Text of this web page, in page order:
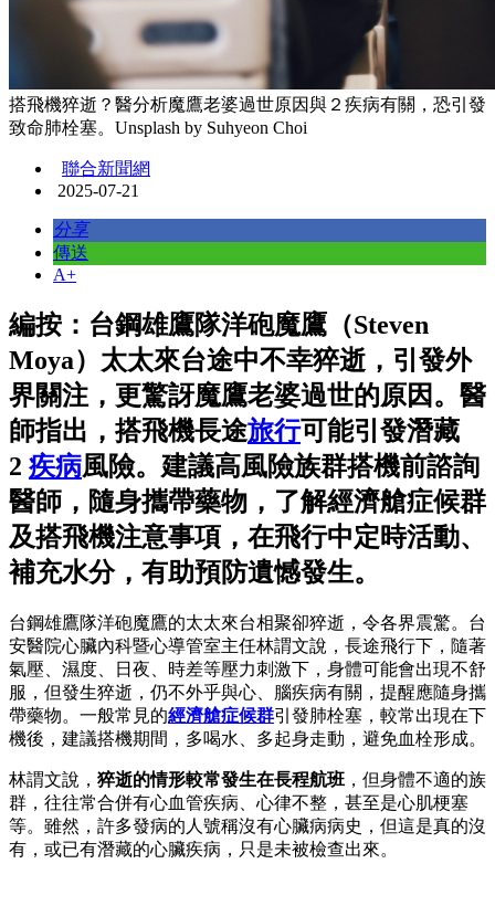
搭飛機猝逝？醫分析魔鷹老婆過世原因與２疾病有關，恐引發
致命肺栓塞。Unsplash by Suhyeon Choi
聯合新聞網
2025-07-21
分享
傳送
A+
編按：台鋼雄鷹隊洋砲魔鷹（Steven
Moya）太太來台途中不幸猝逝，引發外
界關注，更驚訝魔鷹老婆過世的原因。醫
師指出，搭飛機長途旅行可能引發潛藏
2 疾病風險。建議高風險族群搭機前諮詢
醫師，隨身攜帶藥物，了解經濟艙症候群
及搭飛機注意事項，在飛行中定時活動、
補充水分，有助預防遺憾發生。
台鋼雄鷹隊洋砲魔鷹的太太來台相聚卻猝逝，令各界震驚。台
安醫院心臟內科暨心導管室主任林謂文說，長途飛行下，隨著
氣壓、濕度、日夜、時差等壓力刺激下，身體可能會出現不舒
服，但發生猝逝，仍不外乎與心、腦疾病有關，提醒應隨身攜
帶藥物。一般常見的經濟艙症候群引發肺栓塞，較常出現在下
機後，建議搭機期間，多喝水、多起身走動，避免血栓形成。
林謂文說， 猝逝的情形較常發生在長程航班 ，但身體不適的族
群，往往常合併有心血管疾病、心律不整，甚至是心肌梗塞
等。雖然，許多發病的人號稱沒有心臟病病史，但這是真的沒
有，或已有潛藏的心臟疾病，只是未被檢查出來。